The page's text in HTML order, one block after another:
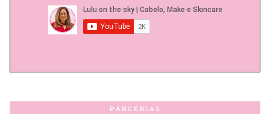
PARCERIAS